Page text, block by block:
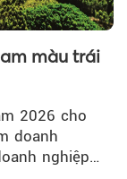
màu trái
2026 cho
doanh
nghiệp